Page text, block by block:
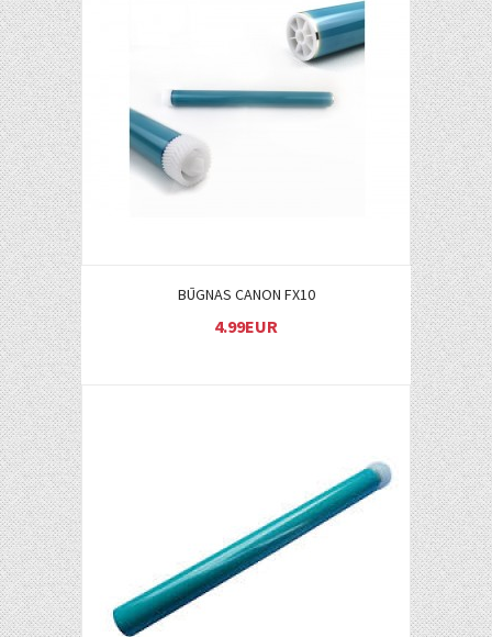
BŪGNAS CANON FX10
4.99EUR
Į KREPŠELĮ